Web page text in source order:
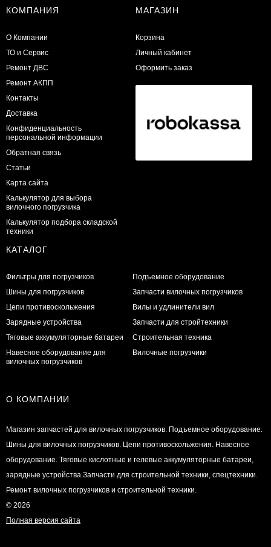
КОМПАНИЯ
О Компании
ТО и Сервис
​Ремонт ДВС
Ремонт АКПП
Контакты
Доставка
Конфиденциальность
персональной информации
Обратная связь
Статьи
Карта сайта
Калькулятор для выбора
вилочного погрузчика
Калькулятор подбора складской
техники
МАГАЗИН
Корзина
Личный кабинет
Оформить заказ
КАТАЛОГ
Фильтры для погрузчиков
Шины для погрузчиков
Цепи противоскольжения
Зарядные устройства
Тяговые аккумуляторные батареи
Навесное оборудование для
вилочных погрузчиков
Подъемное оборудование
Запчасти вилочных погрузчиков
Вилы и удлинители вил
Запчасти для стройтехники
Строительная техника
Вилочные погрузчики
О КОМПАНИИ
Магазин запчастей для вилочных погрузчиков. Подъемное оборудование.
Шины для вилочных погрузчиков. Цепи противоскольжения. Навесное
оборудование. Тяговые кислотные и гелевые аккумуляторные батареи,
зарядные устройства.Запчасти для строительной техники, спецтехники.
Ремонт вилочных погрузчиков и строительной техники.
© 2026
Полная версия сайта